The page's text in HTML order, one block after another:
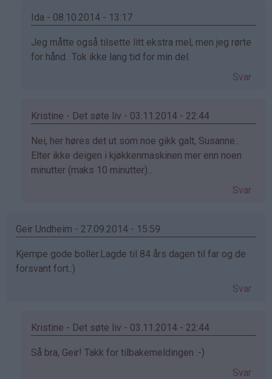
Ida - 08.10.2014 - 13:17
Som
svar
(ikke
Jeg måtte også tilsette litt ekstra mel, men jeg rørte
for hånd.. Tok ikke lang tid for min del.
Svar
Kristine - Det søte liv - 03.11.2014 - 22:44
Som
svar
på
bekreftet)
Nei, her høres det ut som noe gikk galt, Susanne..
Elter ikke deigen i kjøkkenmaskinen mer enn noen
minutter (maks 10 minutter)...
Svar
Geir Undheim - 27.09.2014 - 15:59
Kjempe gode boller.Lagde til 84 års dagen til far og de
forsvant fort.:)
Svar
Kristine - Det søte liv - 03.11.2014 - 22:44
Som
Så bra, Geir! Takk for tilbakemeldingen :-)
Svar